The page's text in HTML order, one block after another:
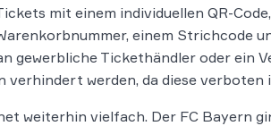
mit einem individuellen QR-
einem Strichcode
gewerbliche Tickethändler oder ein
werden, da diese verboten
weiterhin vielfach. Der FC Bayern